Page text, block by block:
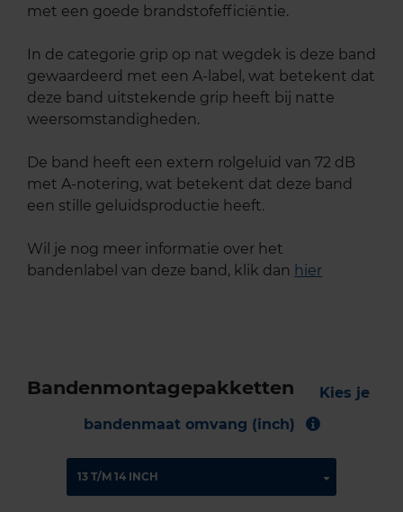
met een goede brandstofefficiëntie.
In de categorie grip op nat wegdek is deze band
gewaardeerd met een A-label, wat betekent dat
deze band uitstekende grip heeft bij natte
weersomstandigheden.
De band heeft een extern rolgeluid van 72 dB
met A-notering, wat betekent dat deze band
een stille geluidsproductie heeft.
Wil je nog meer informatie over het
bandenlabel van deze band, klik dan hier
Bandenmontagepakketten
Kies je
bandenmaat omvang (inch)